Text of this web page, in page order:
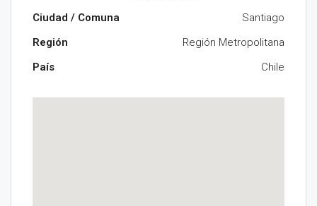
Ciudad / Comuna
Santiago
Región
Región Metropolitana
País
Chile